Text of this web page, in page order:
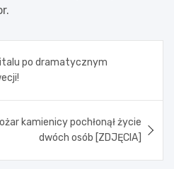
po dramatycznym
kamienicy pochłonął życie
dwóch osób [ZDJĘCIA]